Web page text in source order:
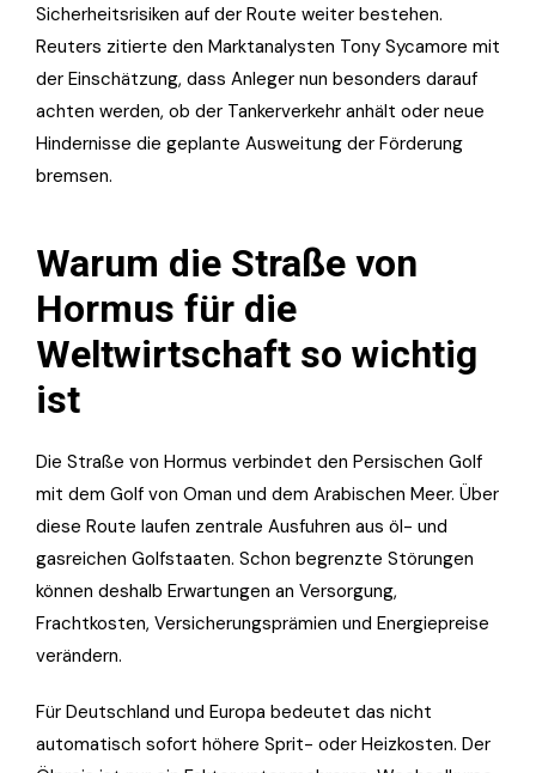
Sicherheitsrisiken auf der Route weiter bestehen.
Reuters zitierte den Marktanalysten Tony Sycamore mit
der Einschätzung, dass Anleger nun besonders darauf
achten werden, ob der Tankerverkehr anhält oder neue
Hindernisse die geplante Ausweitung der Förderung
bremsen.
Warum die Straße von
Hormus für die
Weltwirtschaft so wichtig
ist
Die Straße von Hormus verbindet den Persischen Golf
mit dem Golf von Oman und dem Arabischen Meer. Über
diese Route laufen zentrale Ausfuhren aus öl- und
gasreichen Golfstaaten. Schon begrenzte Störungen
können deshalb Erwartungen an Versorgung,
Frachtkosten, Versicherungsprämien und Energiepreise
verändern.
Für Deutschland und Europa bedeutet das nicht
automatisch sofort höhere Sprit- oder Heizkosten. Der